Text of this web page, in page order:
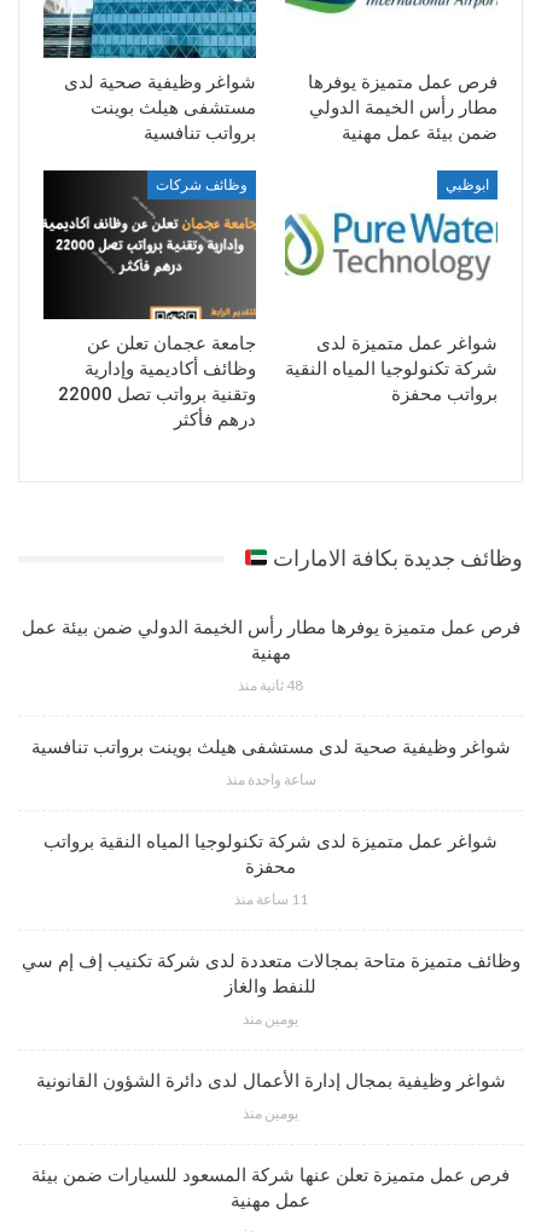
فرص عمل متميزة يوفرها
مطار رأس الخيمة الدولي
ضمن بيئة عمل مهنية
شواغر وظيفية صحية لدى
مستشفى هيلث بوينت
برواتب تنافسية
ابوظبي
شواغر عمل متميزة لدى
شركة تكنولوجيا المياه النقية
برواتب محفزة
وظائف شركات
جامعة عجمان تعلن عن
وظائف أكاديمية وإدارية
وتقنية برواتب تصل 22000
درهم فأكثر
وظائف جديدة بكافة الامارات
فرص عمل متميزة يوفرها مطار رأس الخيمة الدولي ضمن بيئة عمل
مهنية
48 ثانية منذ
شواغر وظيفية صحية لدى مستشفى هيلث بوينت برواتب تنافسية
ساعة واحدة منذ
شواغر عمل متميزة لدى شركة تكنولوجيا المياه النقية برواتب
محفزة
11 ساعة منذ
وظائف متميزة متاحة بمجالات متعددة لدى شركة تكنيب إف إم سي
للنفط والغاز
يومين منذ
شواغر وظيفية بمجال إدارة الأعمال لدى دائرة الشؤون القانونية
يومين منذ
فرص عمل متميزة تعلن عنها شركة المسعود للسيارات ضمن بيئة
عمل مهنية